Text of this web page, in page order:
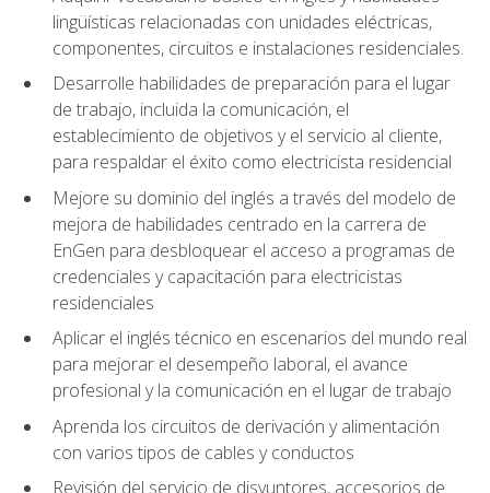
lingüísticas relacionadas con unidades eléctricas,
componentes, circuitos e instalaciones residenciales.
Desarrolle habilidades de preparación para el lugar
de trabajo, incluida la comunicación, el
establecimiento de objetivos y el servicio al cliente,
para respaldar el éxito como electricista residencial
Mejore su dominio del inglés a través del modelo de
mejora de habilidades centrado en la carrera de
EnGen para desbloquear el acceso a programas de
credenciales y capacitación para electricistas
residenciales
Aplicar el inglés técnico en escenarios del mundo real
para mejorar el desempeño laboral, el avance
profesional y la comunicación en el lugar de trabajo
Aprenda los circuitos de derivación y alimentación
con varios tipos de cables y conductos
Revisión del servicio de disyuntores, accesorios de